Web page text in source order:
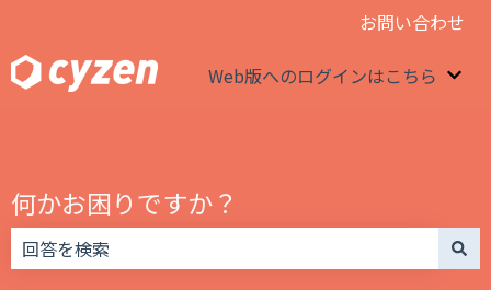
お問い合わせ
Web版へのログインはこちら
何かお困りですか？